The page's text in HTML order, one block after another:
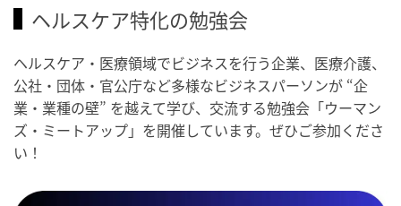
ヘルスケア特化の勉強会
ヘルスケア・医療領域でビジネスを行う企業、医療介護、
公社・団体・官公庁など多様なビジネスパーソンが “企
業・業種の壁” を越えて学び、交流する勉強会「ウーマン
ズ・ミートアップ」を開催しています。ぜひご参加くださ
い！